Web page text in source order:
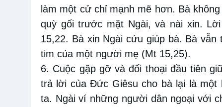
làm một cử chỉ mạnh mẽ hơn. Bà
quỳ gối trước mặt Ngài, và nài xin.
15,22. Bà xin Ngài cứu giúp bà. Bà
tim của một người mẹ (Mt 15,25).
6. Cuộc gặp gỡ và đối thoại đầu tiên
trả lời của Đức Giêsu cho bà lại là
ta. Ngài ví những người dân ngoại với